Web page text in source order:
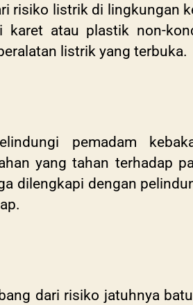
risiko listrik di lingkungan
karet atau plastik non-
listrik yang terbuka.
pemadam
yang tahan terhadap
dilengkapi dengan
dari risiko jatuhnya